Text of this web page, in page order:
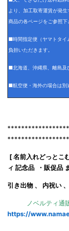
より、加工取寄運賃が発
商品の各ページをご参照下
■時間指定便（ヤマトタイ
負担いただきます。
■北海道、沖縄県、離島及
■航空便・海外の場合は別
[ 名前入れどっとこ
ィ 記念品 ・販促品
引き出物 、 内祝い
ノベルティ通
https://